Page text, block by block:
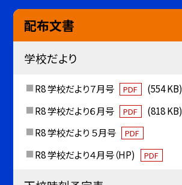
配布文書
学校だより
R8 学校だより７月号 PDF
(554 KB)
R8 学校だより６月号
PDF
(818 KB)
R8 学校だより ５月号
PDF
R8 学校だより４月号（HP) PDF